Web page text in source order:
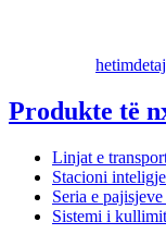
hetimdetaj
Produkte të
Linjat e
Stacioni
Seria e
Sistemi i kullimit